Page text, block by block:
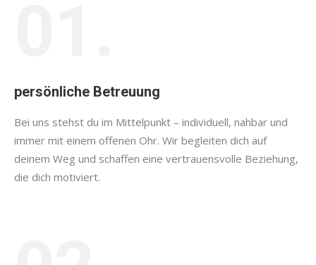
persönliche Betreuung
Bei uns stehst du im Mittelpunkt – individuell, nahbar und
immer mit einem offenen Ohr. Wir begleiten dich auf
deinem Weg und schaffen eine vertrauensvolle Beziehung,
die dich motiviert.